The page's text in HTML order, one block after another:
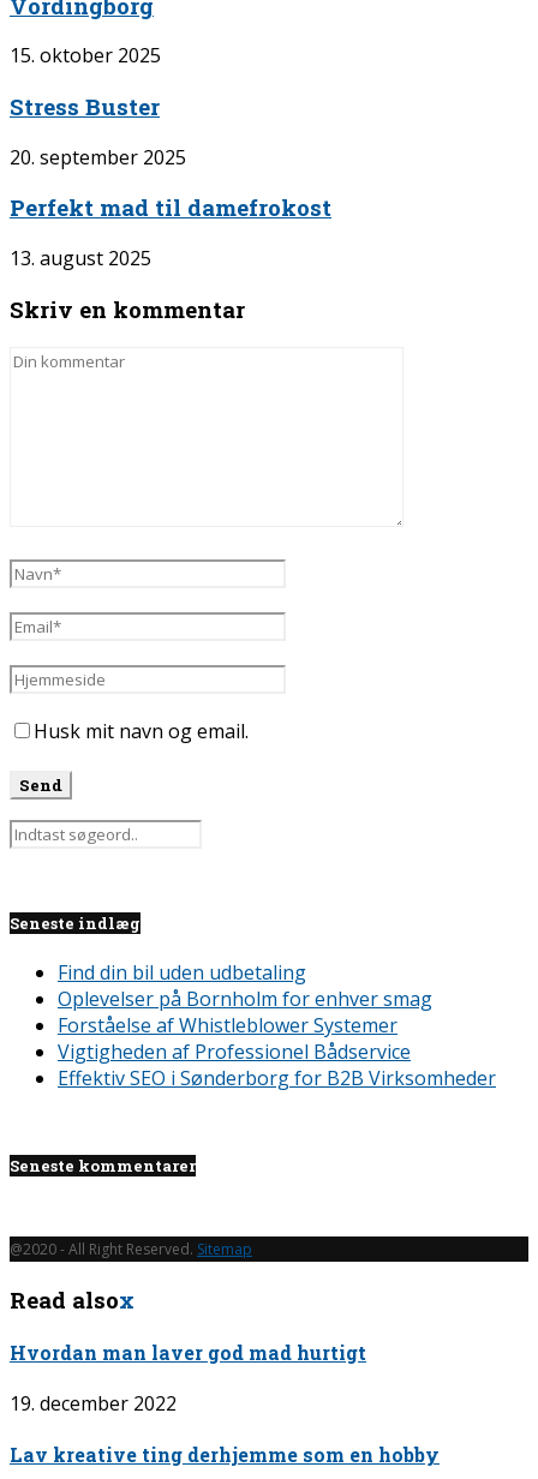
15. oktober 2025
Stress Buster
20. september 2025
Perfekt mad til damefrokost
13. august 2025
Skriv en kommentar
Husk mit navn og email.
Seneste indlæg
Find din bil uden udbetaling
Oplevelser på Bornholm for enhver smag
Forståelse af Whistleblower Systemer
Vigtigheden af Professionel Bådservice
Effektiv SEO i Sønderborg for B2B Virksomheder
Seneste kommentarer
@2020 - All Right Reserved. Sitemap
Read alsox
Hvordan man laver god mad hurtigt
19. december 2022
Lav kreative ting derhjemme som en hobby